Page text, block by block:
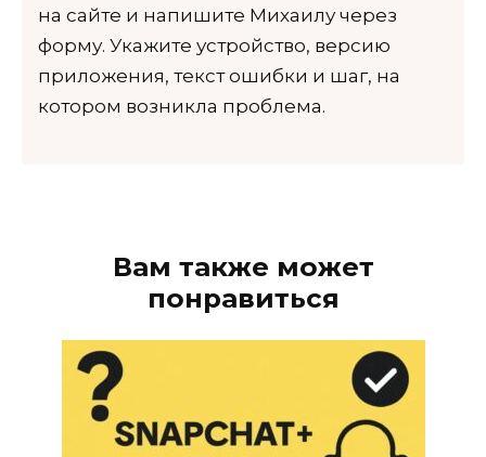
на сайте и напишите Михаилу через
форму. Укажите устройство, версию
приложения, текст ошибки и шаг, на
котором возникла проблема.
Вам также может
понравиться